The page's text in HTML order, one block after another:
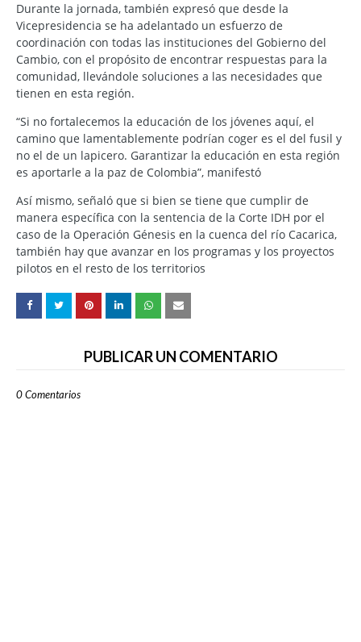
Durante la jornada, también expresó que desde la
Vicepresidencia se ha adelantado un esfuerzo de
coordinación con todas las instituciones del Gobierno del
Cambio, con el propósito de encontrar respuestas para la
comunidad, llevándole soluciones a las necesidades que
tienen en esta región.
“Si no fortalecemos la educación de los jóvenes aquí, el
camino que lamentablemente podrían coger es el del fusil y
no el de un lapicero. Garantizar la educación en esta región
es aportarle a la paz de Colombia”, manifestó
Así mismo, señaló que si bien se tiene que cumplir de
manera específica con la sentencia de la Corte IDH por el
caso de la Operación Génesis en la cuenca del río Cacarica,
también hay que avanzar en los programas y los proyectos
pilotos en el resto de los territorios
PUBLICAR UN COMENTARIO
0 Comentarios